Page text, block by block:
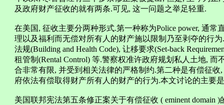
及政府财产征收的就有两条.可见, 这一问题之举足轻重.
在美国, 征收主要分两种形式.第一种称为Police power, 通
理以及福利而无偿对所有人的财产施以限制乃至剥夺的行
法规(Building and Health Code), 让移要求(Set-back
租管制(Rental Control) 等.警察权准许政府规划私人土地,
合非常有限, 并受到相关法律的严格制约.第二种是有偿征收,
府依法有偿取得财产所有人的财产的行为.本文讨论的主要
美国联邦宪法第五条修正案关于有偿征收 ( eminent domain